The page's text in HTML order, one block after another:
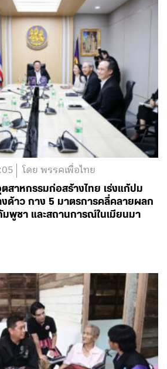
โดย พรรคเพื่อไทย
สาหกรรมก่อสร้างไทย เร่งแก้ปม
ด้าว กาง 5 มาตรการคลี่คลายผลก
พูชา และสถานการณ์ในเมียนมา